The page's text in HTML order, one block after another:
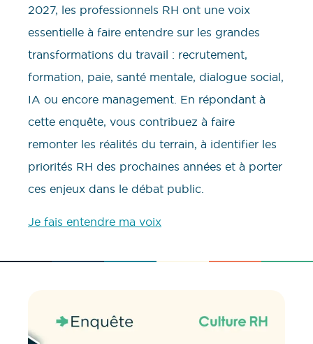
2027, les professionnels RH ont une voix
essentielle à faire entendre sur les grandes
transformations du travail : recrutement,
formation, paie, santé mentale, dialogue social,
IA ou encore management. En répondant à
cette enquête, vous contribuez à faire
remonter les réalités du terrain, à identifier les
priorités RH des prochaines années et à porter
ces enjeux dans le débat public.
Je fais entendre ma voix